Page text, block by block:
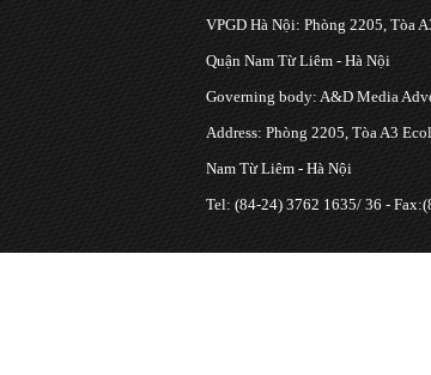
VPGD Hà Nội: Phòng 2205, Tòa
Quận Nam Từ Liêm - Hà Nội
Governing body: A&D Media
Address: Phòng 2205, Tòa A3
Nam Từ Liêm - Hà Nội
Tel: (84-24) 3762 1635/ 36 -